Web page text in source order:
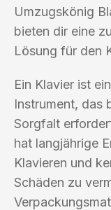
Umzugskönig
bieten dir eine
Lösung für den
Ein Klavier ist
Instrument, das
Sorgfalt
hat langjährige
Klavieren und
Schäden zu